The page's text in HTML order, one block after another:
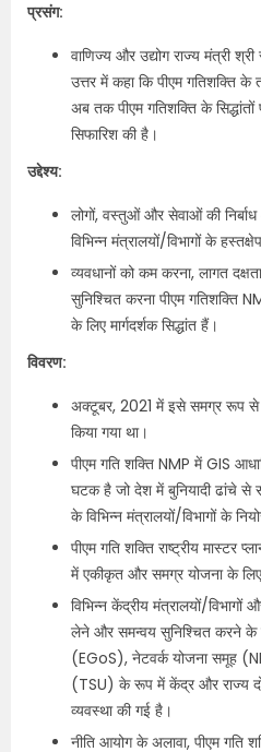
प्रसंग:
वाणिज्य और उद्योग राज्य मंत्री
उत्तर में कहा कि पीएम गतिशक्ति
अब तक पीएम गतिशक्ति के
सिफारिश की है।
उद्देश्य:
लोगों, वस्तुओं और सेवाओं की
विभिन्न मंत्रालयों/विभागों के
व्यवधानों को कम करना, लागत
सुनिश्चित करना पीएम गतिशक्ति
के लिए मार्गदर्शक सिद्धांत हैं।
विवरण:
अक्टूबर, 2021 में इसे समग्र रूप से
किया गया था।
पीएम गति शक्ति NMP में GIS
घटक है जो देश में बुनियादी ढांचे
के विभिन्न मंत्रालयों/विभागों के
पीएम गति शक्ति राष्ट्रीय मास्टर
में एकीकृत और समग्र योजना के लिए
विभिन्न केंद्रीय मंत्रालयों/विभागों
लेने और समन्वय सुनिश्चित करने के
(EGoS), नेटवर्क योजना समूह
(TSU) के रूप में केंद्र और राज्य
व्यवस्था की गई है।
नीति आयोग के अलावा, पीएम